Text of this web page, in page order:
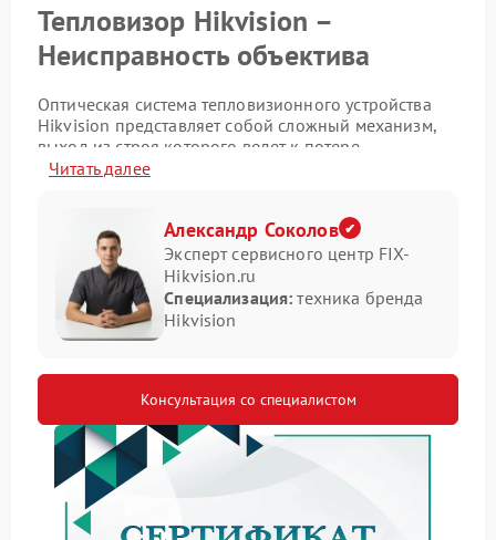
Тепловизор Hikvision –
Неисправность объектива
Оптическая система тепловизионного устройства
Hikvision представляет собой сложный механизм,
выход из строя которого ведет к потере
детализации и точности измерений.
Симптоматика неполадок
На проблему указывает несколько характерных
признаков:
Искажение геометрии наблюдаемых тепловых
объектов.
Полный отказ системы автоматической
фокусировки.
Алгоритм сервисного
вмешательства
Читать далее
Александр Соколов
Эксперт сервисного центр FIX-
Hikvision.ru
Специализация: техника бренда
Hikvision
Консультация со специалистом